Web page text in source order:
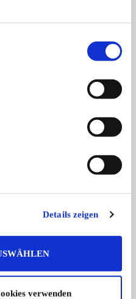
Details zeigen
verwenden
Ikarus 55
Ikarus 55, die
auf Anfrage